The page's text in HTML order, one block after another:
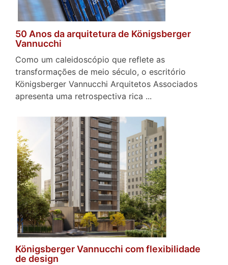
50 Anos da arquitetura de Königsberger
Vannucchi
Como um caleidoscópio que reflete as
transformações de meio século, o escritório
Königsberger Vannucchi Arquitetos Associados
apresenta uma retrospectiva rica ...
Königsberger Vannucchi com flexibilidade
de design